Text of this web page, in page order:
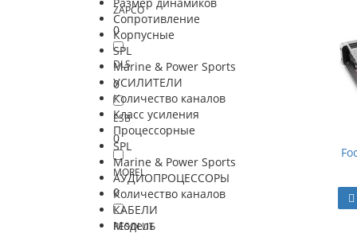
ZAPCO
0
DLS
0
ESB
0
MOREL
0
RESOLUT
Сопротивление
Корпусные
SPL
Marine & Power Sports
УСИЛИТЕЛИ
Количество каналов
Класс усиления
Процессорные
SPL
Marine & Power Sports
АУДИОПРОЦЕССОРЫ
Количество каналов
КАБЕЛИ
Модель